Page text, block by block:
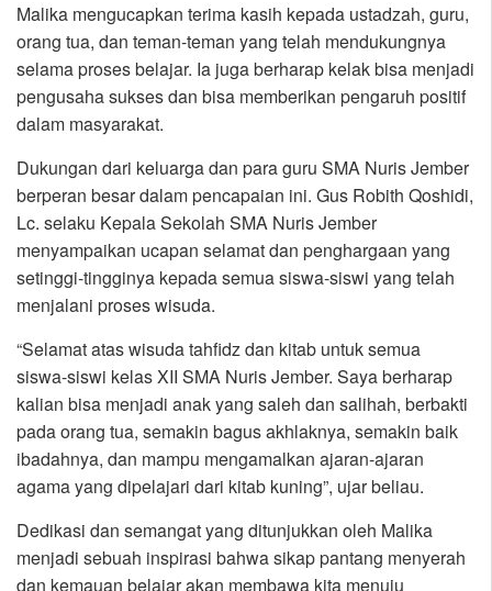
Malika mengucapkan terima kasih kepada ustadzah, guru,
orang tua, dan teman-teman yang telah mendukungnya
selama proses belajar. Ia juga berharap kelak bisa menjadi
pengusaha sukses dan bisa memberikan pengaruh positif
dalam masyarakat.
Dukungan dari keluarga dan para guru SMA Nuris Jember
berperan besar dalam pencapaian ini. Gus Robith Qoshidi,
Lc. selaku Kepala Sekolah SMA Nuris Jember
menyampaikan ucapan selamat dan penghargaan yang
setinggi-tingginya kepada semua siswa-siswi yang telah
menjalani proses wisuda.
“Selamat atas wisuda tahfidz dan kitab untuk semua
siswa-siswi kelas XII SMA Nuris Jember. Saya berharap
kalian bisa menjadi anak yang saleh dan salihah, berbakti
pada orang tua, semakin bagus akhlaknya, semakin baik
ibadahnya, dan mampu mengamalkan ajaran-ajaran
agama yang dipelajari dari kitab kuning”, ujar beliau.
Dedikasi dan semangat yang ditunjukkan oleh Malika
menjadi sebuah inspirasi bahwa sikap pantang menyerah
dan kemauan belajar akan membawa kita menuju